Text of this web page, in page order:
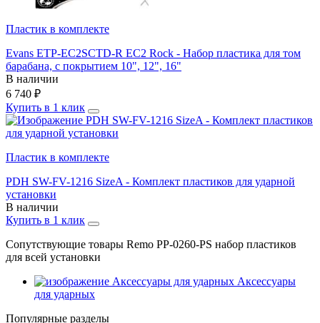
Пластик в комплекте
Evans ETP-EC2SCTD-R EC2 Rock - Набор пластика для том
барабана, с покрытием 10", 12", 16"
В наличии
6 740 ₽
Купить в 1 клик
Пластик в комплекте
PDH SW-FV-1216 SizeA - Комплект плаcтиков для ударной
установки
В наличии
Купить в 1 клик
Сопутствующие товары Remo PP-0260-PS набор пластиков
для всей установки
Аксессуары
для ударных
Популярные разделы